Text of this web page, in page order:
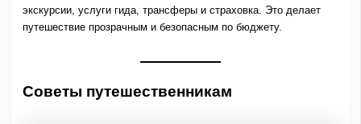
экскурсии, услуги гида, трансферы и страховка. Это делает
путешествие прозрачным и безопасным по бюджету.
Советы путешественникам